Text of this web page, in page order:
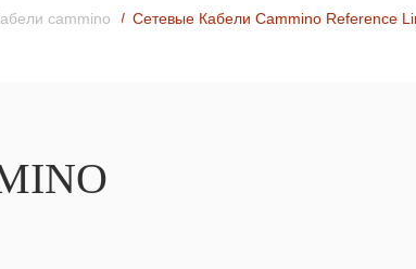
cammino Сетевые Кабели Cammino Reference